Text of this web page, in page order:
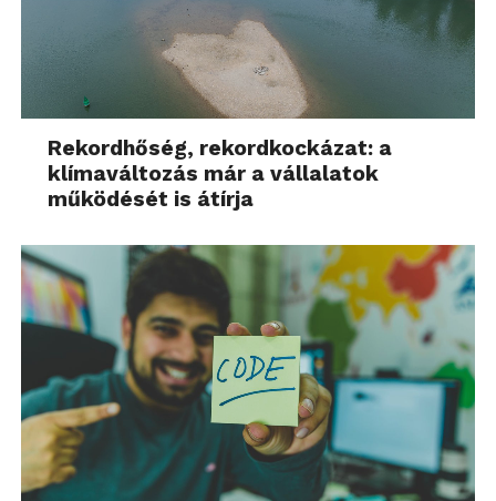
Rekordhőség, rekordkockázat: a
klímaváltozás már a vállalatok
működését is átírja